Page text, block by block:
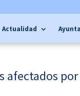
Actualidad
afectados